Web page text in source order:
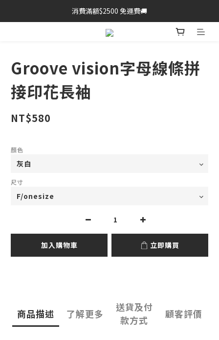
消費滿額$2500 免運費🚚
Groove vision字母線條拼
接印花長袖
NT$580
顏色
尺寸
加入購物車 立即購買
商品描述 了解更多
送貨及付
款方式
顧客評價